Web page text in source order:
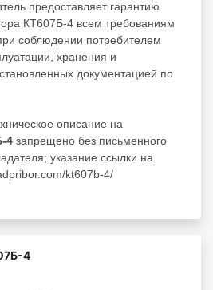
предоставляет гарантию
КТ607Б-4 всем требованиям
соблюдении потребителем
хранения и
документацией по
описание на
4 запрещено без письменного
указание ссылки на
kt607b-4/
4